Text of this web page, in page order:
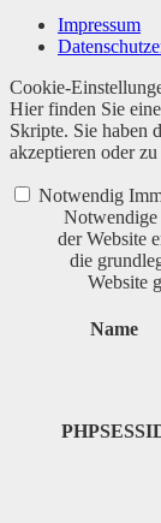
Impressum
Cookie-
Hier finden Sie
Skripte. Sie haben
akzeptieren oder
Notwendig
Notwendige
der Website
die
Website
Name